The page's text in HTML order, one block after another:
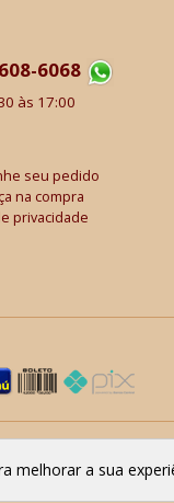
6068
às 17:00
seu pedido
na compra
privacidade
melhorar a sua